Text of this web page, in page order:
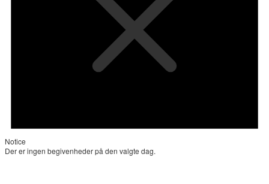
Notice
Der er ingen begivenheder på den valgte dag.